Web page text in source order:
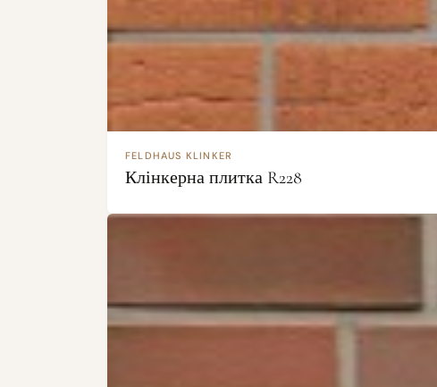
FELDHAUS KLINKER
Клінкерна плитка R228